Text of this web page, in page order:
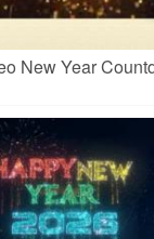
New Year